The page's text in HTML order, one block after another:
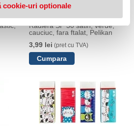
cookie-uri optionale
Radiera SP 30 satin, verde,
cauciuc, fara ftalat, Pelikan
3,99 lei (pret cu TVA)